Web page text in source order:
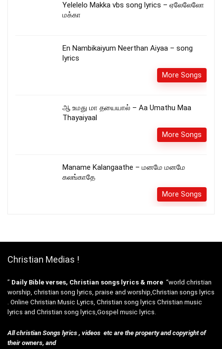
Yelelelo Makka vbs song lyrics – ஏலேலேலோ
மக்கா
En Nambikaiyum Neerthan Aiyaa – song
lyrics
More Songs
ஆ உமது மா தயையால் – Aa Umathu Maa
Thayaiyaal
More Songs
Maname Kalangaathe – மனமே மனமே
கலங்காதே
More Songs
Christian Medias !
” Daily Bible verses, Christian songs lyrics & more “world christian
worship, christian song lyrics, praise and worship,Christian songs lyrics
. Online Christian Music Lyrics, Christian song lyrics Christian music
lyrics and Christian song lyrics,Gospel music lyrics.
All christian Songs lyrics , videos etc are the property and copyright of
their owners, and